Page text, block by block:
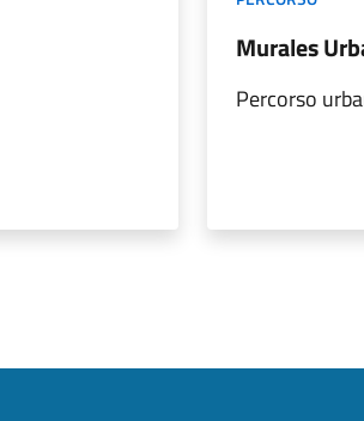
Murales
Percorso